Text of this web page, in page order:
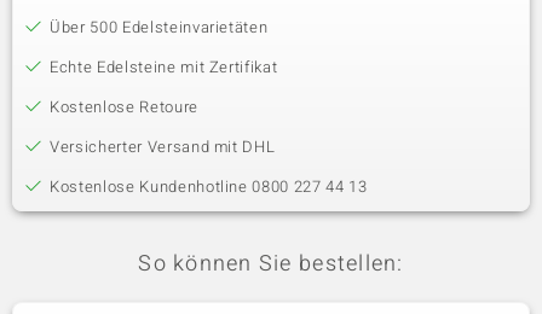
Über 500 Edelsteinvarietäten
Echte Edelsteine mit Zertifikat
Kostenlose Retoure
Versicherter Versand mit DHL
Kostenlose Kundenhotline 0800 227 44 13
So können Sie bestellen: